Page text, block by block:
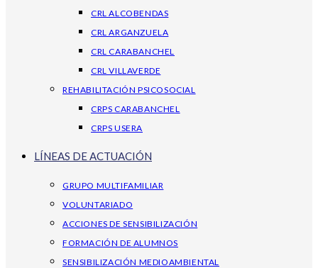
CRL ALCOBENDAS
CRL ARGANZUELA
CRL CARABANCHEL
CRL VILLAVERDE
REHABILITACIÓN PSICOSOCIAL
CRPS CARABANCHEL
CRPS USERA
LÍNEAS DE ACTUACIÓN
GRUPO MULTIFAMILIAR
VOLUNTARIADO
ACCIONES DE SENSIBILIZACIÓN
FORMACIÓN DE ALUMNOS
SENSIBILIZACIÓN MEDIOAMBIENTAL